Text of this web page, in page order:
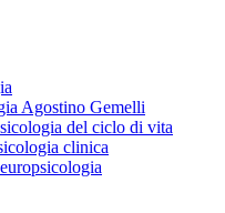
Agostino Gemelli
del ciclo di vita
clinica